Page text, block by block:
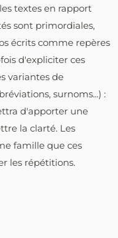
textes en rapport
sont primordiales,
écrits comme repères
d'expliciter ces
variantes de
surnoms...) :
d'apporter une
la clarté. Les
famille que ces
les répétitions.